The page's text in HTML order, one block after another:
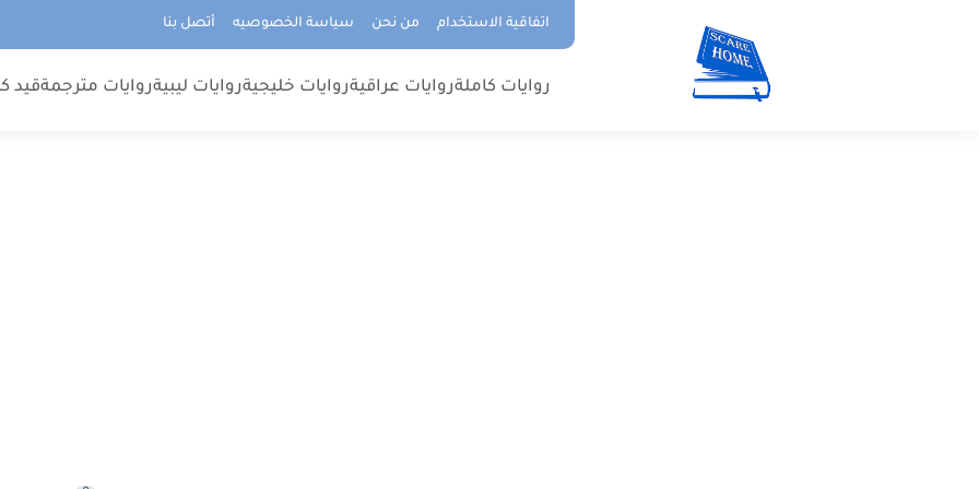
اتفاقية الاستخدام من نحن سياسة الخصوصيه أتصل بنا
روايات كاملةروايات عراقيةروايات خليجيةروايات ليبيةروايات مترجمةقيد